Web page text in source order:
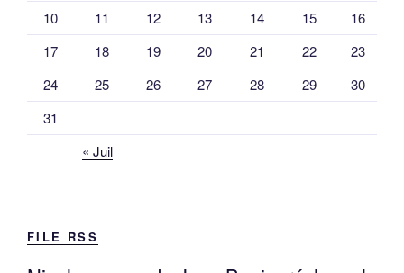
10
11 12 13 14 15
16
17
18 19 20 21 22
23
24
25 26 27 28 29
30
31
« Juil
FILE RSS